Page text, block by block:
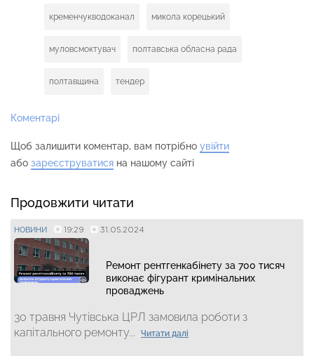
кременчукводоканал микола корецький
муловсмоктувач полтавська обласна рада
полтавщина тендер
Коментарі
Щоб залишити коментар, вам потрібно увійти
або зареєструватися на нашому сайті
Продовжити читати
НОВИНИ 19:29 31.05.2024
Ремонт рентгенкабінету за 700 тисяч
виконає фігурант кримінальних
проваджень
30 травня Чутівська ЦРЛ замовила роботи з
капітального ремонту...
Читати далі